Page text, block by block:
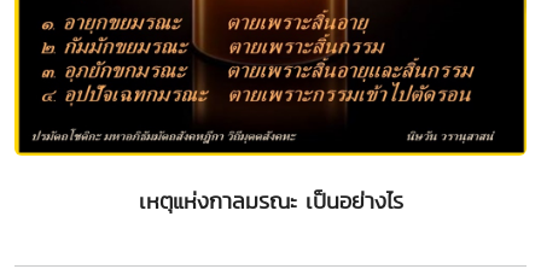
เหตุแห่งกาลมรณะ เป็นอย่างไร